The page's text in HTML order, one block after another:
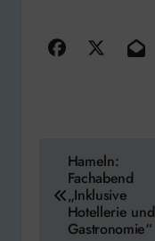
Beitragsnavigation
Hameln:
Fachabend
„Inklusive
Hotellerie und
Gastronomie“